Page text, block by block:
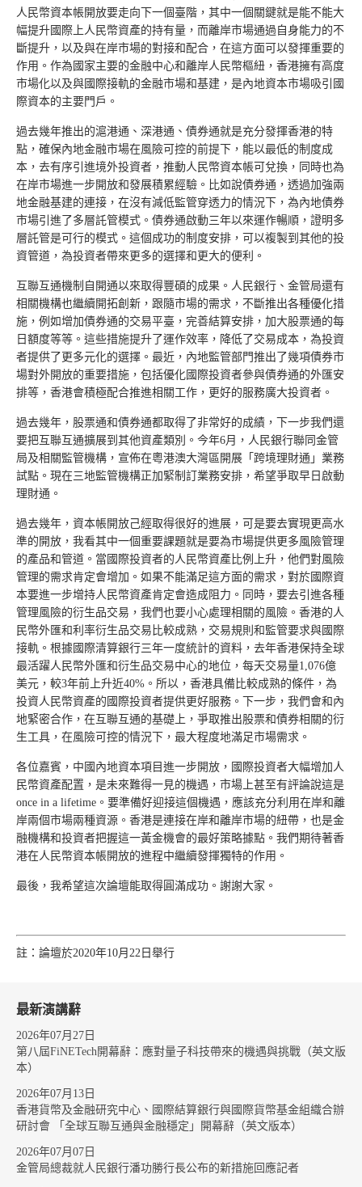
人民幣資本帳開放要走向下一個臺階，其中一個關鍵就是能不能大
幅提升國際上人民幣資產的持有量，而離岸市場通過自身能力的不
斷提升，以及與在岸市場的對接和配合，在這方面可以發揮重要的
作用。作為國家主要的金融中心和離岸人民幣樞紐，香港擁有高度
市場化以及與國際接軌的金融市場和基建，是內地資本市場吸引國
際資本的主要門戶。
過去幾年推出的滬港通、深港通、債券通就是充分發揮香港的特
點，確保內地金融市場在風險可控的前提下，能以最低的制度成
本，去有序引進境外投資者，推動人民幣資本帳可兌換，同時也為
在岸市場進一步開放和發展積累經驗。比如說債券通，透過加強兩
地金融基建的連接，在沒有減低監管穿透力的情況下，為內地債券
市場引進了多層託管模式。債券通啟動三年以來運作暢順，證明多
層託管是可行的模式。這個成功的制度安排，可以複製到其他的投
資管道，為投資者帶來更多的選擇和更大的便利。
互聯互通機制自開通以來取得豐碩的成果。人民銀行、金管局還有
相關機構也繼續開拓創新，跟隨市場的需求，不斷推出各種優化措
施，例如增加債券通的交易平臺，完善結算安排，加大股票通的每
日額度等等。這些措施提升了運作效率，降低了交易成本，為投資
者提供了更多元化的選擇。最近，內地監管部門推出了幾項債券市
場對外開放的重要措施，包括優化國際投資者參與債券通的外匯安
排等，香港會積極配合推進相關工作，更好的服務廣大投資者。
過去幾年，股票通和債券通都取得了非常好的成績，下一步我們還
要把互聯互通擴展到其他資產類別。今年6月，人民銀行聯同金管
局及相關監管機構，宣佈在粵港澳大灣區開展「跨境理財通」業務
試點。現在三地監管機構正加緊制訂業務安排，希望爭取早日啟動
理財通。
過去幾年，資本帳開放己經取得很好的進展，可是要去實現更高水
準的開放，我看其中一個重要課題就是要為市場提供更多風險管理
的產品和管道。當國際投資者的人民幣資產比例上升，他們對風險
管理的需求肯定會增加。如果不能滿足這方面的需求，對於國際資
本要進一步增持人民幣資產肯定會造成阻力。同時，要去引進各種
管理風險的衍生品交易，我們也要小心處理相關的風險。香港的人
民幣外匯和利率衍生品交易比較成熟，交易規則和監管要求與國際
接軌。根據國際清算銀行三年一度統計的資料，去年香港保持全球
最活躍人民幣外匯和衍生品交易中心的地位，每天交易量1,076億
美元，較3年前上升近40%。所以，香港具備比較成熟的條件，為
投資人民幣資產的國際投資者提供更好服務。下一步，我們會和內
地緊密合作，在互聯互通的基礎上，爭取推出股票和債券相關的衍
生工具，在風險可控的情況下，最大程度地滿足市場需求。
各位嘉賓，中國內地資本項目進一步開放，國際投資者大幅增加人
民幣資產配置，是未來難得一見的機遇，市場上甚至有評論說這是
once in a lifetime。要準備好迎接這個機遇，應該充分利用在岸和離
岸兩個市場兩種資源。香港是連接在岸和離岸市場的紐帶，也是金
融機構和投資者把握這一黃金機會的最好策略據點。我們期待著香
港在人民幣資本帳開放的進程中繼續發揮獨特的作用。
最後，我希望這次論壇能取得圓滿成功。謝謝大家。
註：論壇於2020年10月22日舉行
最新演講辭
2026年07月27日
第八屆FiNETech開幕辭：應對量子科技帶來的機遇與挑戰（英文版
本）
2026年07月13日
香港貨幣及金融研究中心、國際結算銀行與國際貨幣基金組織合辦
研討會 「全球互聯互通與金融穩定」開幕辭（英文版本）
2026年07月07日
金管局總裁就人民銀行潘功勝行長公布的新措施回應記者